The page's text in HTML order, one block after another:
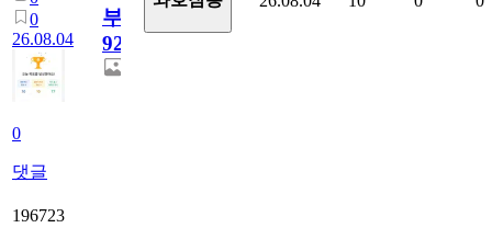
0
26.08.04
0
댓글
부
928
196723